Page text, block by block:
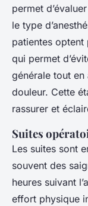
permet
le type
patientes optent
qui permet
générale tout en
douleur. Cette
rassurer et
Suites
Les suites sont
souvent des
heures suivant
effort physique